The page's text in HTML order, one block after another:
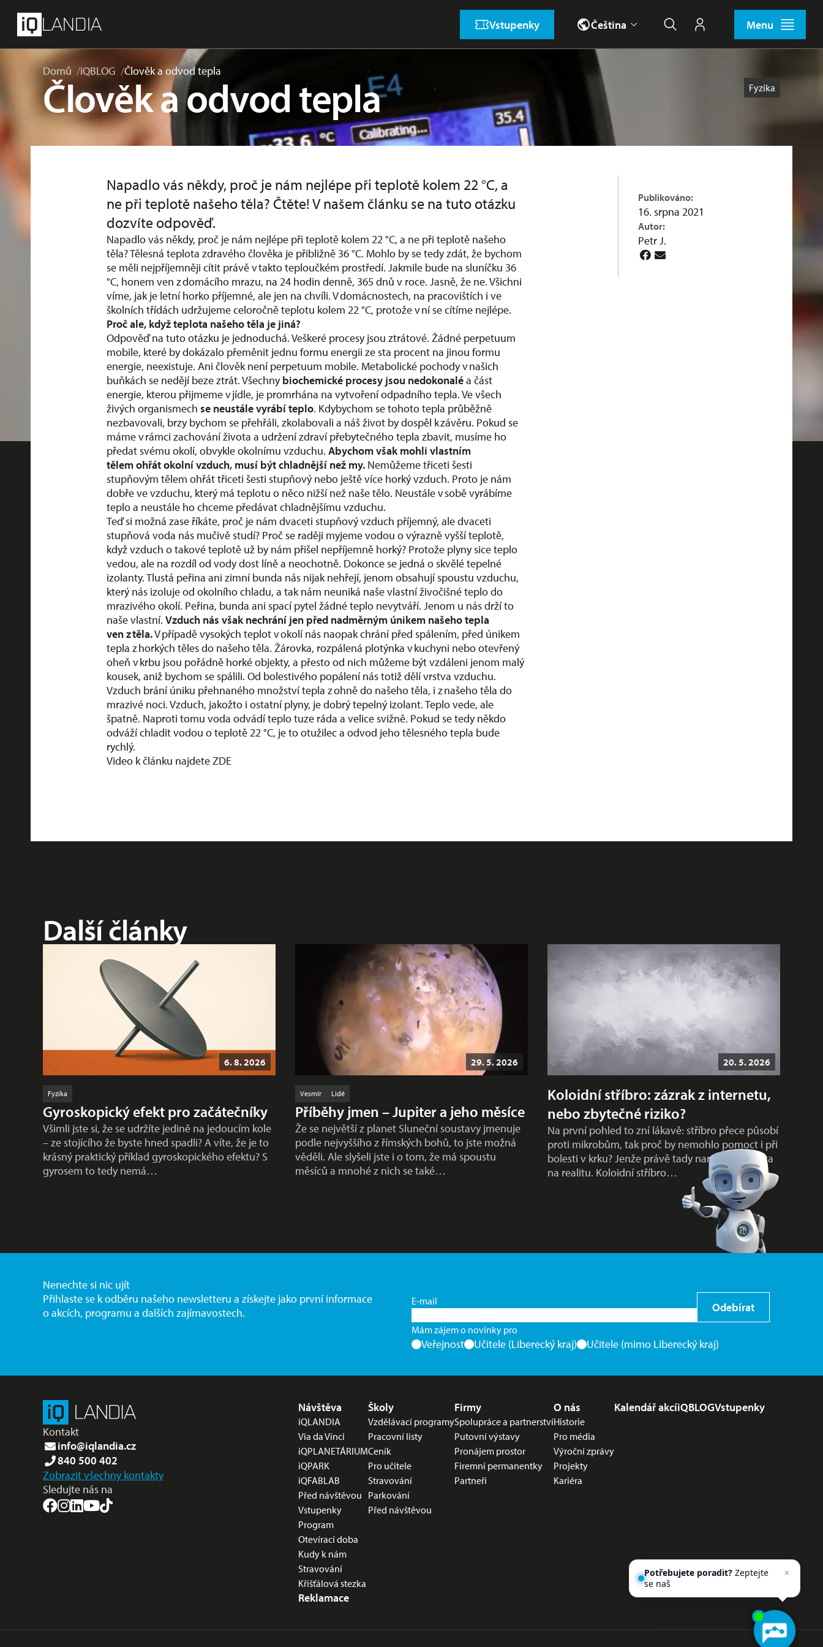
LANDIA Vstupenky Čeština Hledat Můj účet Menu
Domů iQBLOG Člověk a odvod tepla
Člověk a odvod tepla Štítky
Fyzika
Napadlo vás někdy, proč je nám nejlépe při teplotě kolem 22 °C, a
ne při teplotě našeho těla? Čtěte! V našem článku se na tuto otázku
dozvíte odpověď.
Napadlo vás někdy, proč je nám nejlépe při teplotě kolem 22 °C, a ne při teplotě našeho
těla? Tělesná teplota zdravého člověka je přibližně 36 °C. Mohlo by se tedy zdát, že bychom
se měli nejpříjemněji cítit právě v takto teploučkém prostředí. Jakmile bude na sluníčku 36
°C, honem ven z domácího mrazu, na 24 hodin denně, 365 dnů v roce. Jasně, že ne. Všichni
víme, jak je letní horko příjemné, ale jen na chvíli. V domácnostech, na pracovištích i ve
školních třídách udržujeme celoročně teplotu kolem 22 °C, protože v ní se cítíme nejlépe.
Proč ale, když teplota našeho těla je jiná?
Odpověď na tuto otázku je jednoduchá. Veškeré procesy jsou ztrátové. Žádné perpetuum
mobile, které by dokázalo přeměnit jednu formu energii ze sta procent na jinou formu
energie, neexistuje. Ani člověk není perpetuum mobile. Metabolické pochody v našich
buňkách se nedějí beze ztrát. Všechnybiochemické procesy jsou nedokonaléa část
energie, kterou přijmeme v jídle, je promrhána na vytvoření odpadního tepla. Ve všech
živých organismechse neustále vyrábí teplo. Kdybychom se tohoto tepla průběžně
nezbavovali, brzy bychom se přehřáli, zkolabovali a náš život by dospěl k závěru. Pokud se
máme v rámci zachování života a udržení zdraví přebytečného tepla zbavit, musíme ho
předat svému okolí, obvykle okolnímu vzduchu.Abychom však mohli vlastním
tělem ohřát okolní vzduch, musí být chladnější než my. Nemůžeme třiceti šesti
stupňovým tělem ohřát třiceti šesti stupňový nebo ještě více horký vzduch. Proto je nám
dobře ve vzduchu, který má teplotu o něco nižší než naše tělo. Neustále v sobě vyrábíme
teplo a neustále ho chceme předávat chladnějšímu vzduchu.
Teď si možná zase říkáte, proč je nám dvaceti stupňový vzduch příjemný, ale dvaceti
stupňová voda nás mučivě studí? Proč se raději myjeme vodou o výrazně vyšší teplotě,
když vzduch o takové teplotě už by nám přišel nepříjemně horký? Protože plyny sice teplo
vedou, ale na rozdíl od vody dost líně a neochotně. Dokonce se jedná o skvělé tepelné
izolanty. Tlustá peřina ani zimní bunda nás nijak nehřejí, jenom obsahují spoustu vzduchu,
který nás izoluje od okolního chladu, a tak nám neuniká naše vlastní živočišné teplo do
mrazivého okolí. Peřina, bunda ani spací pytel žádné teplo nevytváří. Jenom u nás drží to
naše vlastní.Vzduch nás však nechrání jen před nadměrným únikem našeho tepla
ven z těla.V případě vysokých teplot v okolí nás naopak chrání před spálením, před únikem
tepla z horkých těles do našeho těla. Žárovka, rozpálená plotýnka v kuchyni nebo otevřený
oheň v krbu jsou pořádně horké objekty, a přesto od nich můžeme být vzdáleni jenom malý
kousek, aniž bychom se spálili. Od bolestivého popálení nás totiž dělí vrstva vzduchu.
Vzduch brání úniku přehnaného množství tepla z ohně do našeho těla, i z našeho těla do
mrazivé noci. Vzduch, jakožto i ostatní plyny, je dobrý tepelný izolant. Teplo vede, ale
špatně. Naproti tomu voda odvádí teplo tuze ráda a velice svižně. Pokud se tedy někdo
odváží chladit vodou o teplotě 22 °C, je to otužilec a odvod jeho tělesného tepla bude
rychlý.
Video k článku najdeteZDE
Publikováno:
16. srpna 2021
Autor:
Petr J.
Další články
6. 8. 2026
Fyzika
Gyroskopický efekt pro začátečníky
Všimli jste si, že se udržíte jedině na jedoucím kole
– ze stojícího že byste hned spadli? A víte, že je to
krásný praktický příklad gyroskopického efektu? S
gyrosem to tedy nemá…
29. 5. 2026
Vesmír Lidé
Příběhy jmen – Jupiter a jeho měsíce
Že se největší z planet Sluneční soustavy jmenuje
podle nejvyššího z římských bohů, to jste možná
věděli. Ale slyšeli jste i o tom, že má spoustu
měsíců a mnohé z nich se také…
20. 5. 2026
Koloidní stříbro: zázrak z internetu,
nebo zbytečné riziko?
Na první pohled to zní lákavě: stříbro přece působí
proti mikrobům, tak proč by nemohlo pomoct i při
bolesti v krku? Jenže právě tady naráží popularita
na realitu. Koloidní stříbro…
Nenechte si nic ujít
Přihlaste se k odběru našeho newsletteru a získejte jako první informace
o akcích, programu a dalších zajímavostech.
E-mail Odebírat
Mám zájem o novinky pro
Veřejnost Učitele (Liberecký kraj) Učitele (mimo Liberecký kraj)
Kontakt
info@iqlandia.cz
840 500 402
Zobrazit všechny kontakty
Sledujte nás na
Nabídka v zápatí
Návštěva
iQLANDIA
Via da Vinci
iQPLANETÁRIUM
iQPARK
iQFABLAB
Před návštěvou
Vstupenky
Program
Otevírací doba
Kudy k nám
Stravování
Křišťálová stezka
Školy
Vzdělávací programy
Pracovní listy
Ceník
Pro učitele
Stravování
Parkování
Před návštěvou
Firmy
Spolupráce a partnerství
Putovní výstavy
Pronájem prostor
Firemní permanentky
Partneři
O nás
Historie
Pro média
Výroční zprávy
Projekty
Kariéra
Kalendář akcíiQBLOGVstupenky
Reklamace
Potřebujete poradit? Zeptejte
se našeho asistenta